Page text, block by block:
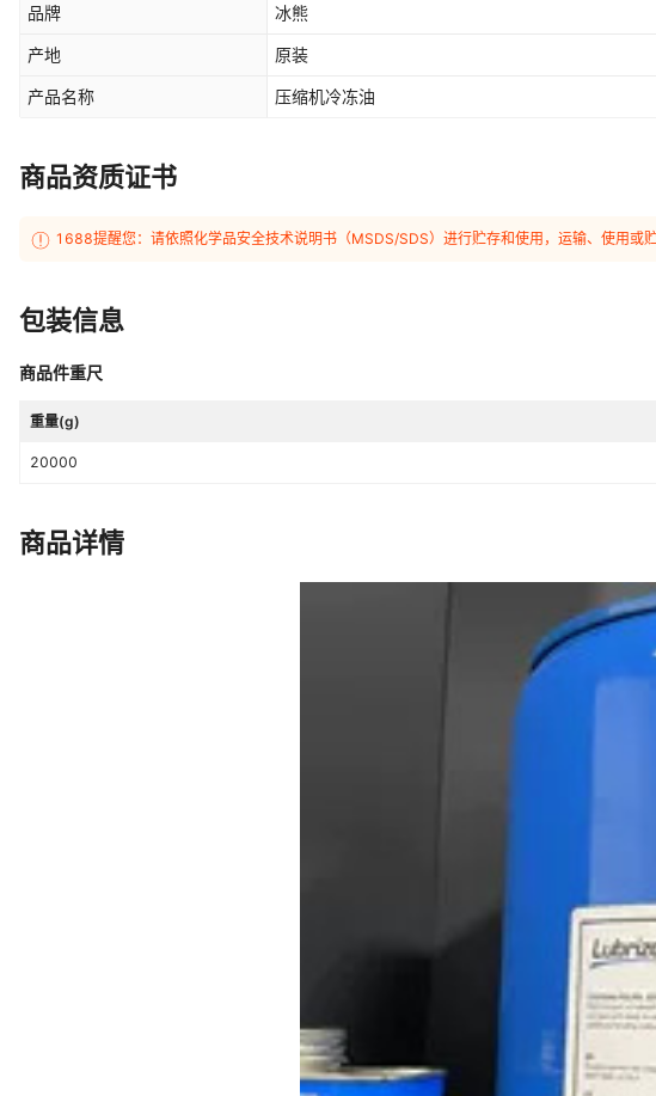
品牌 冰熊
产地 原装
产品名称 压缩机冷冻油
商品资质证书
1688提醒您：请依照化学品安全技术说明书（MSDS/SDS）进行贮存和使用，运输、使用或
包装信息
商品件重尺
重量(g)
20000
商品详情